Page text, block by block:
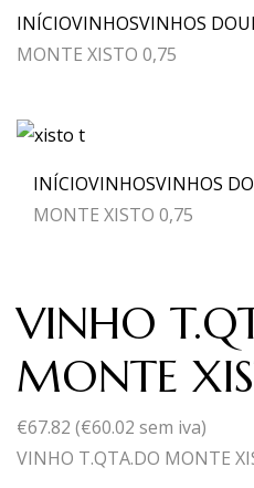
INÍCIOVINHOSVINHOS
MONTE XISTO 0,75
INÍCIOVINHOSVINHOS
MONTE XISTO 0,75
VINHO
MONTE
€67.82 (€60.02 sem iva)
VINHO T.QTA.DO MONTE